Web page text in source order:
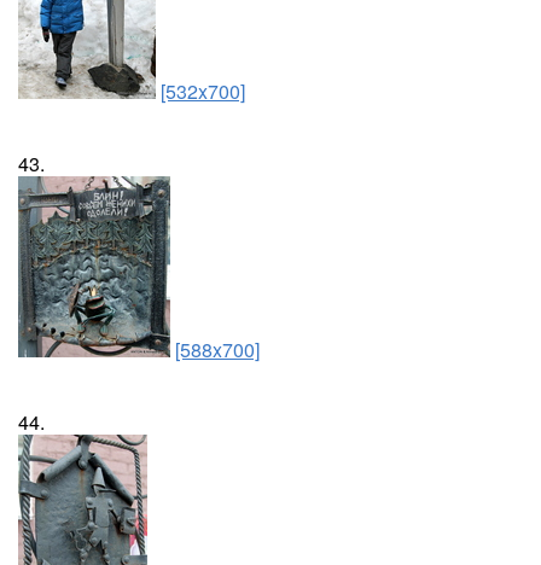
[532x700]
43.
[588x700]
44.